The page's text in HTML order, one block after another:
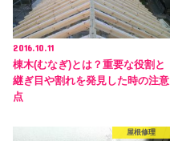
2016.10.11
棟木(むなぎ)とは？重要な役割と
継ぎ目や割れを発見した時の注意
点
屋根修理